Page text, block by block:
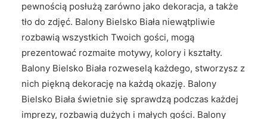
pewnością posłużą zarówno jako dekoracja, a także
tło do zdjęć. Balony Bielsko Biała niewątpliwie
rozbawią wszystkich Twoich gości, mogą
prezentować rozmaite motywy, kolory i kształty.
Balony Bielsko Biała rozweselą każdego, stworzysz z
nich piękną dekorację na każdą okazję. Balony
Bielsko Biała świetnie się sprawdzą podczas każdej
imprezy, rozbawią dużych i małych gości. Balony